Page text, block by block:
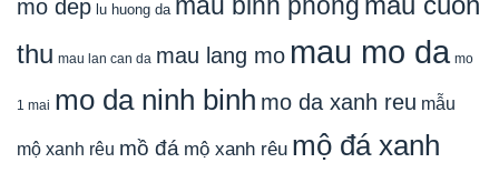
mo dep lu huong da
thu mau lan can da mau lang mo mau mo da mo
1 mai mo da ninh binh mo da xanh reu mẫu
mộ xanh rêu mồ đá mộ xanh rêu mộ đá xanh